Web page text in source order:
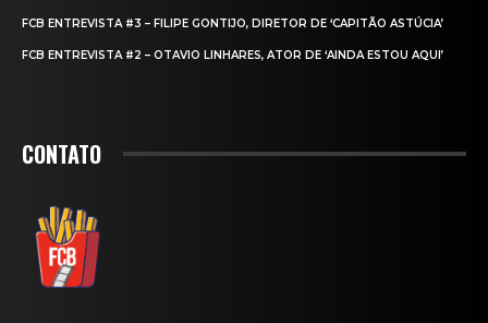
FCB ENTREVISTA #3 – FILIPE GONTIJO, DIRETOR DE ‘CAPITÃO ASTÚCIA’
FCB ENTREVISTA #2 – OTAVIO LINHARES, ATOR DE ‘AINDA ESTOU AQUI’
CONTATO